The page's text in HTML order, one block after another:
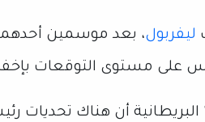
ليفربول، بعد موسمين
ليس على مستوى التوقعات
أن هناك تحديات